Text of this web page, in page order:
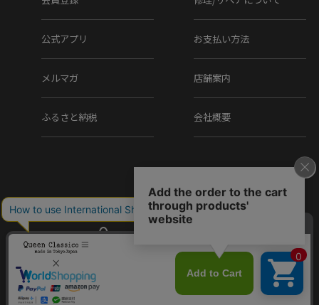
公式アプリ
メルマガ
ふるさと納税
お支払い方法
店舗案内
会社概要
Copyright (C) Q.R.C Co., Ltd. All Rights reserved.